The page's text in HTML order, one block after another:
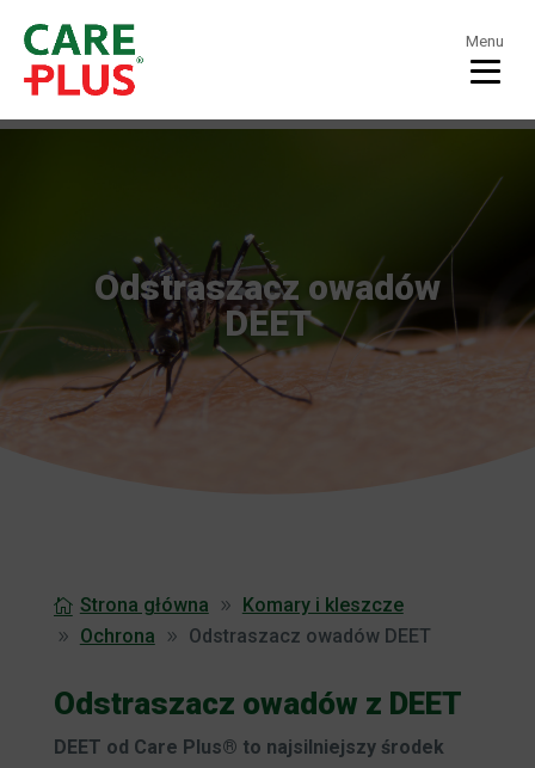
Menu
Odstraszacz owadów
DEET
Strona główna
Komary i kleszcze
Ochrona
Odstraszacz owadów DEET
Odstraszacz owadów z DEET
DEET od Care Plus® to najsilniejszy środek